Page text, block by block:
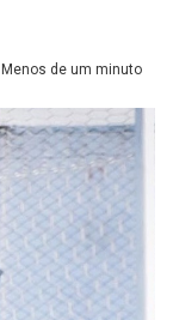
Menos de um minuto